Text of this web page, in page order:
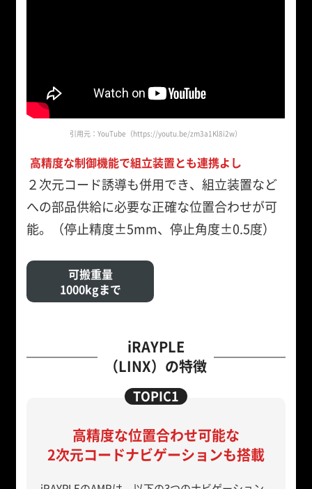
引用元：YouTube（https://youtu.be/zm3a1Kl8i2w）
高精度な制御機能で組立装置とも連携よし
２次元コード誘導も併用でき、組立装置など
への部品供給に必要な正確な位置合わせが可
能。（停止精度±5mm、停止角度±0.5度）
可搬重量
1000kgまで
iRAYPLE
（LINX）の特徴
高精度な位置合わせ可能な
2次元コードナビゲーションも搭載